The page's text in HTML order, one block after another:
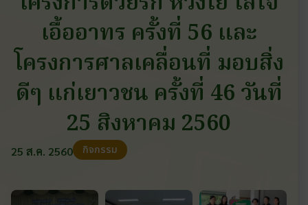
เอื้ออาทร ครั้งที่ 56 และ
โครงการศาลเคลื่อนที่ มอบสิ่ง
ดีๆ แก่เยาวชน ครั้งที่ 46 วันที่
25 สิงหาคม 2560
25 ส.ค. 2560 กิจกรรม